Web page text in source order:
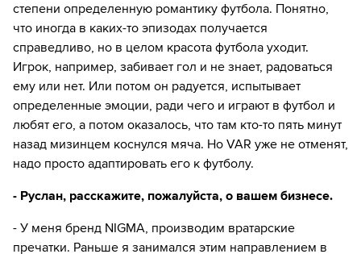
степени определенную романтику футбола. Понятно,
что иногда в каких-то эпизодах получается
справедливо, но в целом красота футбола уходит.
Игрок, например, забивает гол и не знает, радоваться
ему или нет. Или потом он радуется, испытывает
определенные эмоции, ради чего и играют в футбол и
любят его, а потом оказалось, что там кто-то пять минут
назад мизинцем коснулся мяча. Но VAR уже не отменят,
надо просто адаптировать его к футболу.
- Руслан, расскажите, пожалуйста, о вашем бизнесе.
- У меня бренд NIGMA, производим вратарские
пречатки. Раньше я занимался этим направлением в